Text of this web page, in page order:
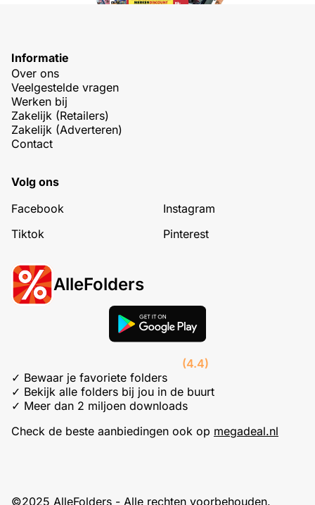
Informatie
Over ons
Veelgestelde vragen
Werken bij
Zakelijk (Retailers)
Zakelijk (Adverteren)
Contact
Volg ons
Facebook
Instagram
Tiktok
Pinterest
AlleFolders
(4.4)
✓ Bewaar je favoriete folders
✓ Bekijk alle folders bij jou in de buurt
✓ Meer dan 2 miljoen downloads
Check de beste aanbiedingen ook op megadeal.nl
©2025 AlleFolders - Alle rechten voorbehouden.